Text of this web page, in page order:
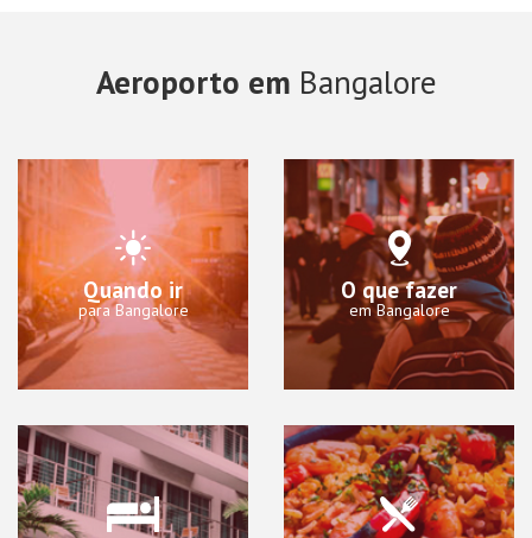
Aeroporto em Bangalore
Quando ir
para Bangalore
O que fazer
em Bangalore